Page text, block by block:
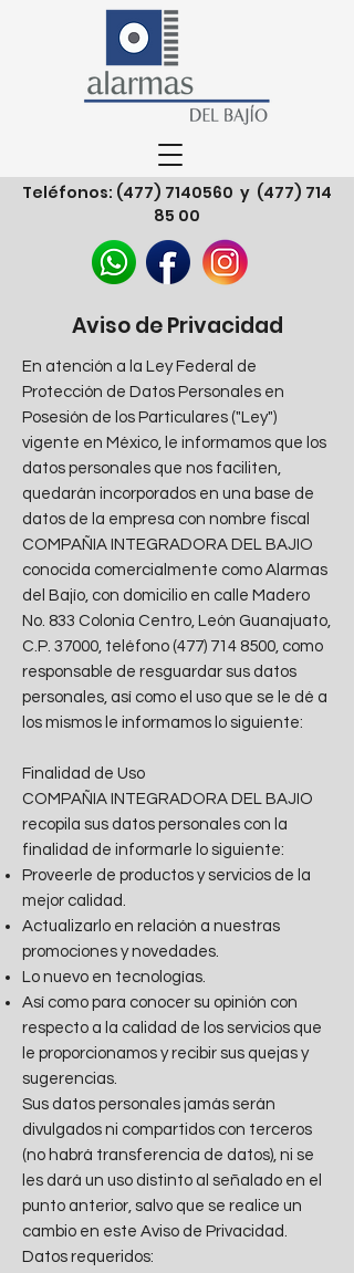
Teléfonos: (477) 7140560 y (477) 714
85 00
Aviso de Privacidad
En atención a la Ley Federal de
Protección de Datos Personales en
Posesión de los Particulares ("Ley")
vigente en México, le informamos que los
datos personales que nos faciliten,
quedarán incorporados en una base de
datos de la empresa con nombre fiscal
COMPAÑIA INTEGRADORA DEL BAJIO
conocida comercialmente como Alarmas
del Bajío, con domicilio en calle Madero
No. 833 Colonia Centro, León Guanajuato,
C.P. 37000, teléfono (477) 714 8500, como
responsable de resguardar sus datos
personales, así como el uso que se le dé a
los mismos le informamos lo siguiente:
Finalidad de Uso
COMPAÑIA INTEGRADORA DEL BAJIO
recopila sus datos personales con la
finalidad de informarle lo siguiente:
Proveerle de productos y servicios de la
mejor calidad.
Actualizarlo en relación a nuestras
promociones y novedades.
Lo nuevo en tecnologías.
Así como para conocer su opinión con
respecto a la calidad de los servicios que
le proporcionamos y recibir sus quejas y
sugerencias.
Sus datos personales jamás serán
divulgados ni compartidos con terceros
(no habrá transferencia de datos), ni se
les dará un uso distinto al señalado en el
punto anterior, salvo que se realice un
cambio en este Aviso de Privacidad.
Datos requeridos: